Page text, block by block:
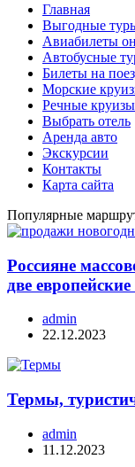
Главная
Выгодные
Авиабилеты
Автобусные
Билеты на
Морские
Речные круизы
Выбрать отель
Аренда авто
Экскурсии
Контакты
Карта сайта
Популярные
Россияне
две
admin
22.12.2023
Термы,
admin
11.12.2023